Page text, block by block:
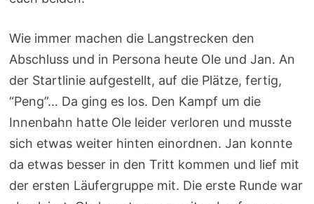
Wie immer machen die Langstrecken den
Abschluss und in Persona heute Ole und Jan. An
der Startlinie aufgestellt, auf die Plätze, fertig,
“Peng”… Da ging es los. Den Kampf um die
Innenbahn hatte Ole leider verloren und musste
sich etwas weiter hinten einordnen. Jan konnte
da etwas besser in den Tritt kommen und lief mit
der ersten Läufergruppe mit. Die erste Runde war